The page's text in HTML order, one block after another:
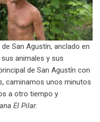
San Agustín, anclado en
animales y sus
de San Agustín con
caminamos unos minutos
a otro tiempo y
El Pilar.